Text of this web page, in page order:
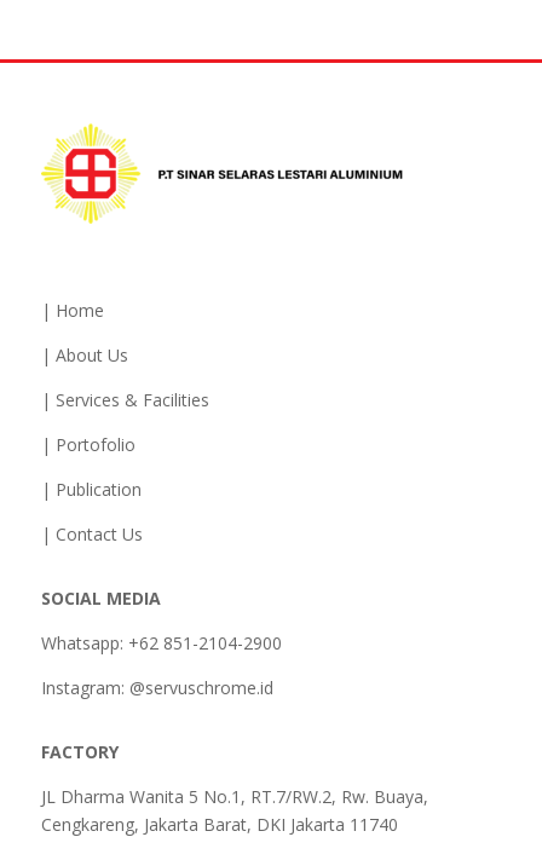
| Home
| About Us
| Services & Facilities
| Portofolio
| Publication
| Contact Us
SOCIAL MEDIA
Whatsapp: +62 851-2104-2900
Instagram: @servuschrome.id
FACTORY
JL Dharma Wanita 5 No.1, RT.7/RW.2, Rw. Buaya,
Cengkareng, Jakarta Barat, DKI Jakarta 11740